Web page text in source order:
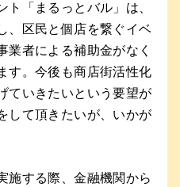
ト「まるっとバル」は、
、区民と個店を繋ぐイベ
業者による補助金がなく
す。今後も商店街活性化
ていきたいという要望が
して頂きたいが、いかが
施する際、金融機関から